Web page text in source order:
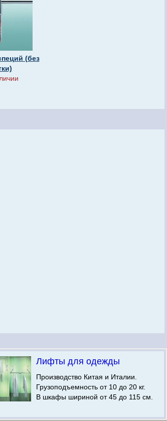
(без
Лифты для одежды
Производство Китая и Италии.
Грузоподъемность от 10 до 20 кг.
В шкафы шириной от 45 до 115 см.